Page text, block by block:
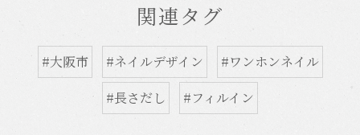
関連タグ
#大阪市 #ネイルデザイン
#ワンホンネイル
#長さだし
#フィルイン